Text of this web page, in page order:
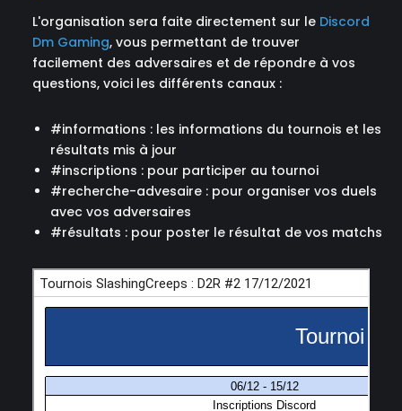
L'organisation sera faite directement sur le Discord
Dm Gaming, vous permettant de trouver
facilement des adversaires et de répondre à vos
questions, voici les différents canaux :
#informations : les informations du tournois et les
résultats mis à jour
#inscriptions : pour participer au tournoi
#recherche-advesaire : pour organiser vos duels
avec vos adversaires
#résultats : pour poster le résultat de vos matchs